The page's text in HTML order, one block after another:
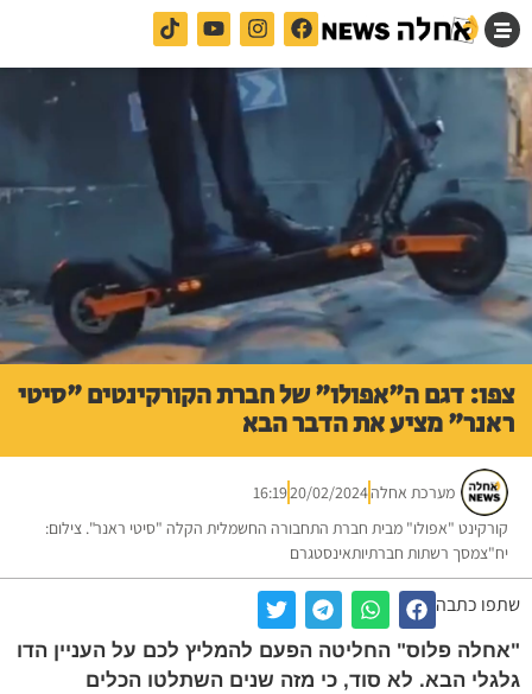
צפו: דגם ה"אפולו" של חברת הקורקינטים "סיטי
ראנר" מציע את הדבר הבא
מערכת אחלה20/02/2024
16:19
קורקינט "אפולו" מבית חברת התחבורה החשמלית הקלה "סיטי ראנר". צילום:
יח"צמסך רשתות חברתיותאינסטגרם
שתפו כתבה
"אחלה פלוס" החליטה הפעם להמליץ לכם על העניין הדו
גלגלי הבא. לא סוד, כי מזה שנים השתלטו הכלים